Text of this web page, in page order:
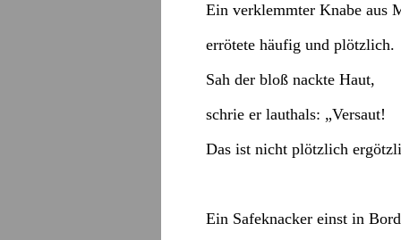
Ein verklemmter Knabe aus
errötete häufig und plötzlich.
Sah der bloß nackte Haut,
schrie er lauthals: „Versaut!
Das ist nicht plötzlich
Ein Safeknacker einst in